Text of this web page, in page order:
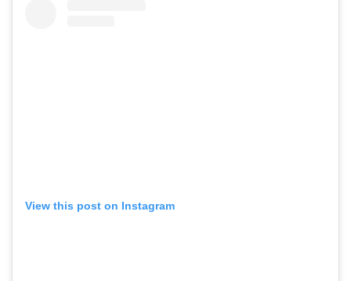
View this post on Instagram